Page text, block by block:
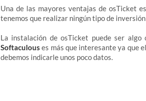
Una de las mayores ventajas de osTicket
tenemos que realizar ningún tipo de
La instalación de osTicket puede ser
Softaculous es más que interesante ya que
debemos indicarle unos poco datos.